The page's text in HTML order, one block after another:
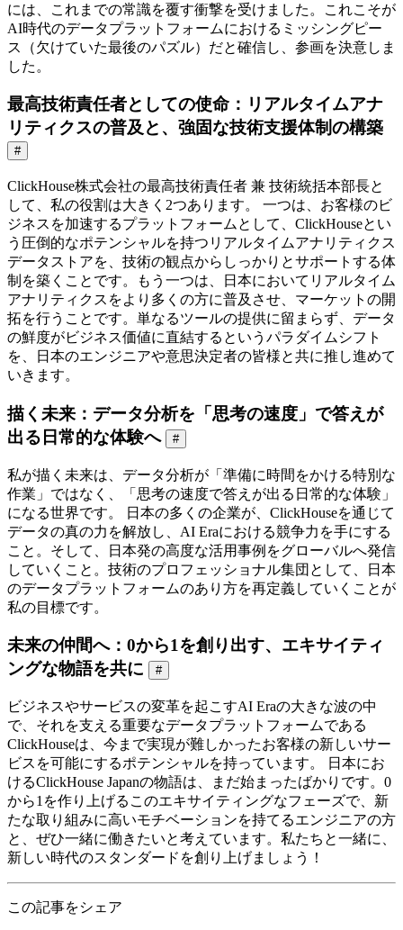
には、これまでの常識を覆す衝撃を受けました。これこそが
AI時代のデータプラットフォームにおけるミッシングピー
ス（欠けていた最後のパズル）だと確信し、参画を決意しま
した。
最高技術責任者としての使命：リアルタイムアナ
リティクスの普及と、強固な技術支援体制の構築
#
ClickHouse株式会社の最高技術責任者 兼 技術統括本部長と
して、私の役割は大きく2つあります。 一つは、お客様のビ
ジネスを加速するプラットフォームとして、ClickHouseとい
う圧倒的なポテンシャルを持つリアルタイムアナリティクス
データストアを、技術の観点からしっかりとサポートする体
制を築くことです。もう一つは、日本においてリアルタイム
アナリティクスをより多くの方に普及させ、マーケットの開
拓を行うことです。単なるツールの提供に留まらず、データ
の鮮度がビジネス価値に直結するというパラダイムシフト
を、日本のエンジニアや意思決定者の皆様と共に推し進めて
いきます。
描く未来：データ分析を「思考の速度」で答えが
出る日常的な体験へ
#
私が描く未来は、データ分析が「準備に時間をかける特別な
作業」ではなく、「思考の速度で答えが出る日常的な体験」
になる世界です。 日本の多くの企業が、ClickHouseを通じて
データの真の力を解放し、AI Eraにおける競争力を手にする
こと。そして、日本発の高度な活用事例をグローバルへ発信
していくこと。技術のプロフェッショナル集団として、日本
のデータプラットフォームのあり方を再定義していくことが
私の目標です。
未来の仲間へ：0から1を創り出す、エキサイティ
ングな物語を共に
#
ビジネスやサービスの変革を起こすAI Eraの大きな波の中
で、それを支える重要なデータプラットフォームである
ClickHouseは、今まで実現が難しかったお客様の新しいサー
ビスを可能にするポテンシャルを持っています。 日本にお
けるClickHouse Japanの物語は、まだ始まったばかりです。0
から1を作り上げるこのエキサイティングなフェーズで、新
たな取り組みに高いモチベーションを持てるエンジニアの方
と、ぜひ一緒に働きたいと考えています。私たちと一緒に、
新しい時代のスタンダードを創り上げましょう！
この記事をシェア